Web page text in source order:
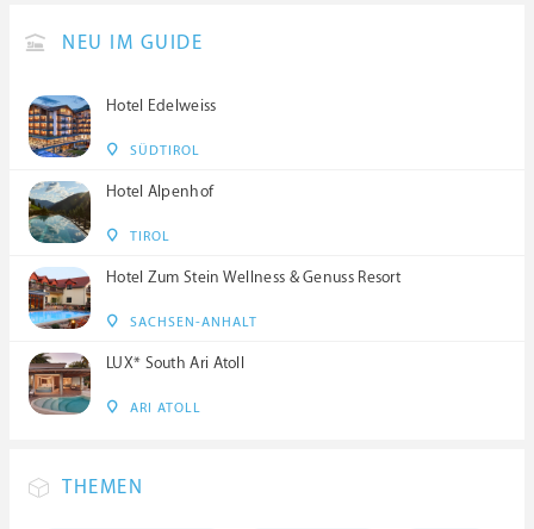
NEU IM GUIDE
Hotel Edelweiss
SÜDTIROL
Hotel Alpenhof
TIROL
Hotel Zum Stein Wellness & Genuss Resort
SACHSEN-ANHALT
LUX* South Ari Atoll
ARI ATOLL
THEMEN